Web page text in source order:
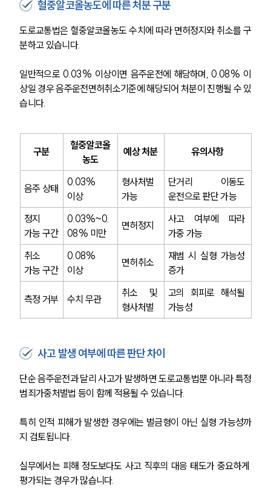
혈중알코올농도에 따른 처분 구분
도로교통법은 혈중알코올농도 수치에 따라 면허정지와 취소를 구
분하고 있습니다.
일반적으로 0.03% 이상이면 음주운전에 해당하며, 0.08% 이
상일 경우 음주운전면허취소기준에 해당되어 처분이 진행될 수 있
습니다.
구분
혈중알코올
농도
예상 처분 유의사항
음주 상태
0.03%
이상
형사처벌
가능
단거리 이동도
운전으로 판단 가능
정지
가능 구간
0.03%~0.
08% 미만
면허정지
사고 여부에 따라
가중 가능
취소
가능 구간
0.08%
이상
면허취소
재범 시 실형 가능성
증가
측정 거부 수치 무관
취소 및
형사처벌
고의 회피로 해석될
가능성
사고 발생 여부에 따른 판단 차이
단순 음주운전과 달리 사고가 발생하면 도로교통법뿐 아니라 특정
범죄가중처벌법 등이 함께 적용될 수 있습니다.
특히 인적 피해가 발생한 경우에는 벌금형이 아닌 실형 가능성까
지 검토됩니다.
실무에서는 피해 정도보다도 사고 직후의 대응 태도가 중요하게
평가되는 경우가 많습니다.